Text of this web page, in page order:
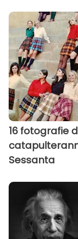
16 fotografie
Sessanta